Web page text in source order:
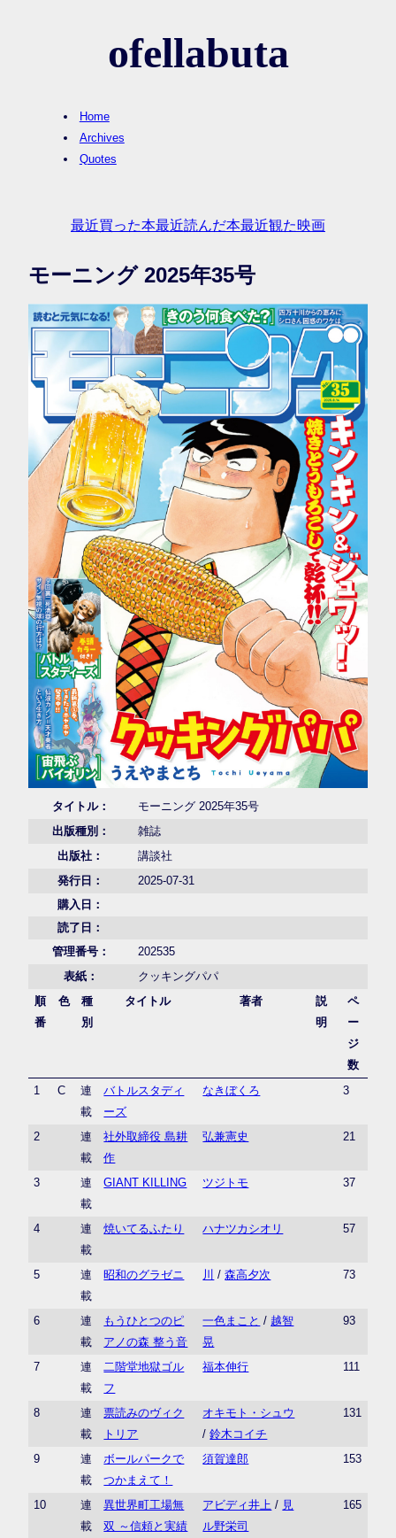
ofellabuta
Home
Archives
Quotes
最近買った本最近読んだ本最近観た映画
モーニング 2025年35号
タイトル：
モーニング 2025年35号
出版種別：
雑誌
出版社：
講談社
発行日：
2025-07-31
購入日：
読了日：
管理番号：
202535
表紙：
クッキングパパ
順
番
色
種
別
タイトル 著者
説
明
ペ
ー
ジ
数
1
C
連
載
バトルスタディ
ーズ
なきぼくろ 3
2
連
載
社外取締役 島耕
作
弘兼憲史 21
3
連
載
GIANT KILLING ツジトモ 37
4
連
載
焼いてるふたり ハナツカシオリ 57
5
連
載
昭和のグラゼニ 川 /森高夕次 73
6
連
載
もうひとつのピ
アノの森 整う音
一色まこと / 越智
晃
93
7
連
載
二階堂地獄ゴル
フ
福本伸行 111
8
連
載
票読みのヴィク
トリア
オキモト・シュウ
/鈴木コイチ
131
9
連
載
ボールパークで
つかまえて！
須賀達郎 153
10
連
載
異世界町工場無
双 ～信頼と実績
アビディ井上 / 見
ル野栄司
165